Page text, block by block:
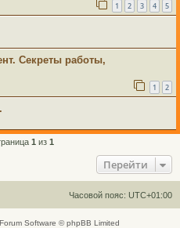
1 2 3 4 5
Секреты работы,
1 2
1 из 1
Перейти
Часовой пояс: UTC+01:00
Software © phpBB Limited